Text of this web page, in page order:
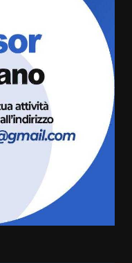
e
online
di
e la prima
di
“Fasano in